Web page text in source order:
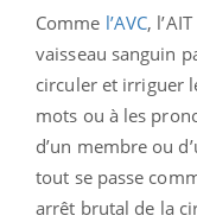
Comme l’AVC,
vaisseau sanguin
circuler et irriguer
mots ou à les
d’un membre ou
tout se passe
arrêt brutal de la